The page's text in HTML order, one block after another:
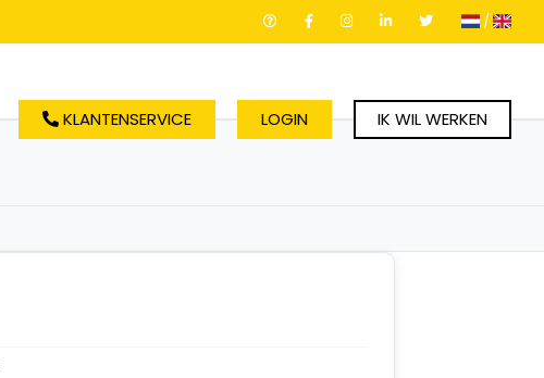
/
KLANTENSERVICE LOGIN IK WIL WERKEN